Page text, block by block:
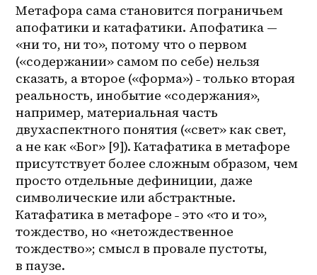
Метафора сама становится пограничьем
апофатики и катафатики. Апофатика —
«ни то, ни то», потому что о первом
(«содержании» самом по себе) нельзя
сказать, а второе («форма») ˗ только вторая
реальность, инобытие «содержания»,
например, материальная часть
двухаспектного понятия («свет» как свет,
а не как «Бог» [9]). Катафатика в метафоре
присутствует более сложным образом, чем
просто отдельные дефиниции, даже
символические или абстрактные.
Катафатика в метафоре ˗ это «то и то»,
тождество, но «нетождественное
тождество»; смысл в провале пустоты,
в паузе.